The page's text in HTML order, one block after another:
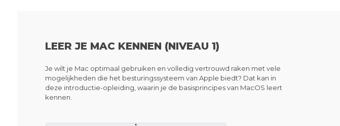
LEER JE MAC KENNEN (NIVEAU 1)
Je wilt je Mac optimaal gebruiken en volledig vertrouwd raken met vele
mogelijkheden die het besturingssysteem van Apple biedt? Dat kan in
deze introductie-opleiding, waarin je de basisprincipes van MacOS leert
kennen.